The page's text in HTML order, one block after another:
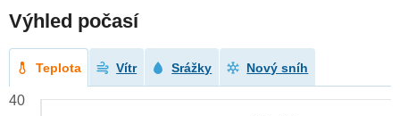
Výhled počasí
Teplota Vítr Srážky Nový sníh
40